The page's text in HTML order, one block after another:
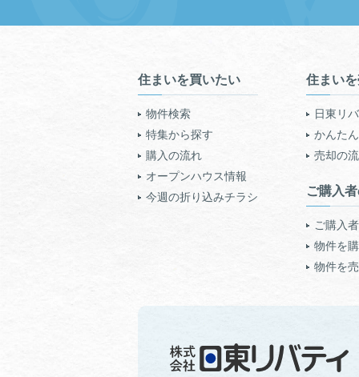
住まいを買いたい
物件検索
特集から探す
購入の流れ
オープンハウス情報
今週の折り込みチラシ
住まい
日東リ
かんた
売却の
ご購入
ご購入
物件を
物件を